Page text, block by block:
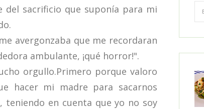
sacrificio que suponía para mi
avergonzaba que me recordaran
ambulante, ¡qué horror!".
orgullo.Primero porque valoro
hacer mi madre para sacarnos
teniendo en cuenta que yo no soy